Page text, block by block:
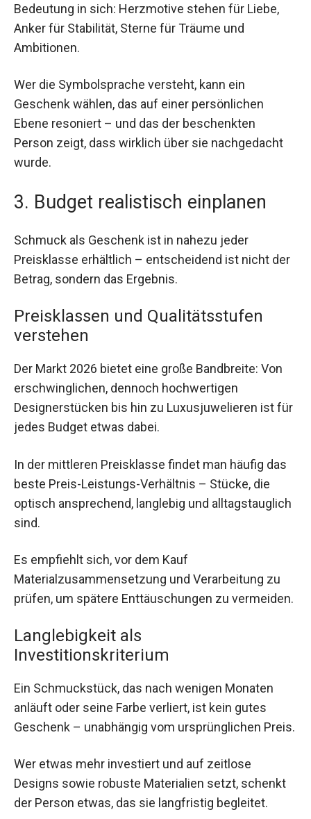
Bedeutung in sich: Herzmotive stehen für Liebe,
Anker für Stabilität, Sterne für Träume und
Ambitionen.
Wer die Symbolsprache versteht, kann ein
Geschenk wählen, das auf einer persönlichen
Ebene resoniert – und das der beschenkten
Person zeigt, dass wirklich über sie nachgedacht
wurde.
3. Budget realistisch einplanen
Schmuck als Geschenk ist in nahezu jeder
Preisklasse erhältlich – entscheidend ist nicht der
Betrag, sondern das Ergebnis.
Preisklassen und Qualitätsstufen
verstehen
Der Markt 2026 bietet eine große Bandbreite: Von
erschwinglichen, dennoch hochwertigen
Designerstücken bis hin zu Luxusjuwelieren ist für
jedes Budget etwas dabei.
In der mittleren Preisklasse findet man häufig das
beste Preis-Leistungs-Verhältnis – Stücke, die
optisch ansprechend, langlebig und alltagstauglich
sind.
Es empfiehlt sich, vor dem Kauf
Materialzusammensetzung und Verarbeitung zu
prüfen, um spätere Enttäuschungen zu vermeiden.
Langlebigkeit als
Investitionskriterium
Ein Schmuckstück, das nach wenigen Monaten
anläuft oder seine Farbe verliert, ist kein gutes
Geschenk – unabhängig vom ursprünglichen Preis.
Wer etwas mehr investiert und auf zeitlose
Designs sowie robuste Materialien setzt, schenkt
der Person etwas, das sie langfristig begleitet.